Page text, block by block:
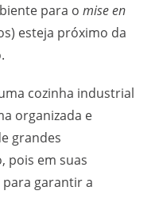
para omise en
esteja próximo da
cozinha industrial
organizada e
grandes
pois em suas
para garantir a